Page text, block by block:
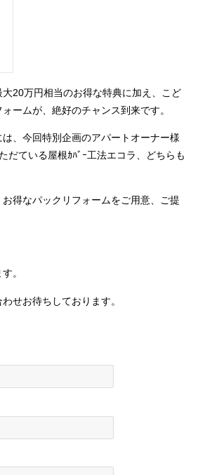
大20万円相当のお得な特典に加え、こど
ームが、絶好のチャンス到来です。
、今回特別企画のアパートオーナー様
ている屋根ｶﾊﾞｰ工法エコラ、どちらも
得なパックリフォームをご用意、ご提
。
せお待ちしております。